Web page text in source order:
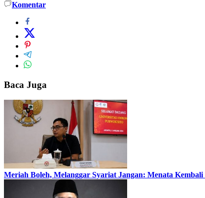
Komentar
Baca Juga
Meriah Boleh, Melanggar Syariat Jangan: Menata